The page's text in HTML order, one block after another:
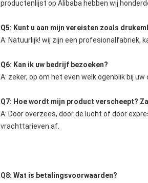
productenlijst op Alibaba hebben wij
Q5: Kunt u aan mijn vereisten zoals
A: Natuurlijk! wij zijn een profesionalfabriek,
Q6: Kan ik uw bedrijf bezoeken?
A: zeker, op om het even welk ogenblik bij
Q7: Hoe wordt mijn product verscheept?
A: Door overzees, door de lucht of door
vrachttarieven af.
Q8: Wat is betalingsvoorwaarden?